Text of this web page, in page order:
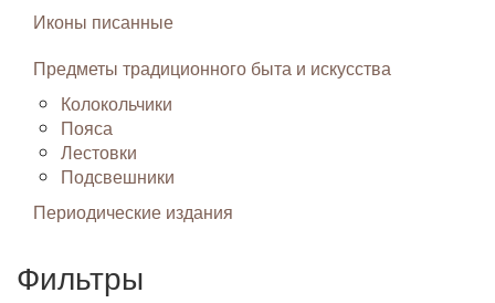
Иконы писанные
Предметы традиционного быта и искусства
Колокольчики
Пояса
Лестовки
Подсвешники
Периодические издания
Фильтры